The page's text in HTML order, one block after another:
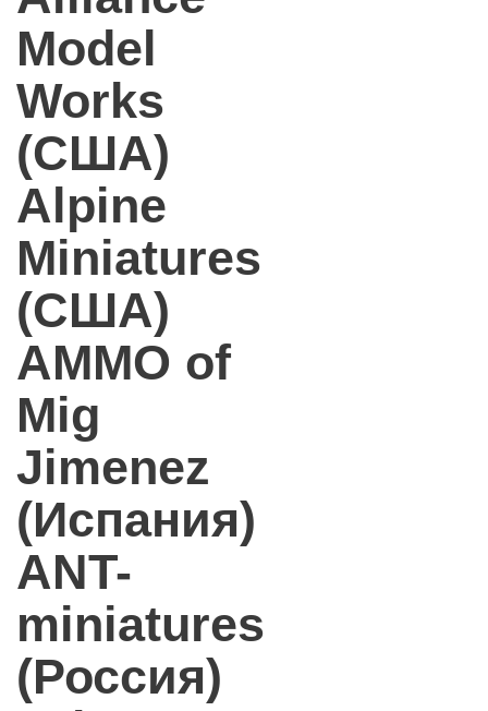
Model
Works
(США)
Alpine
Miniatures
(США)
AMMO of
Mig
Jimenez
(Испания)
ANT-
miniatures
(Россия)